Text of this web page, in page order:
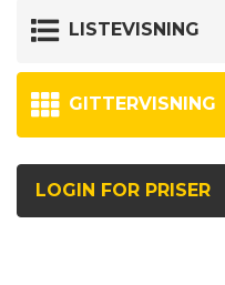
LISTEVISNING
GITTERVISNING
LOGIN FOR PRISER